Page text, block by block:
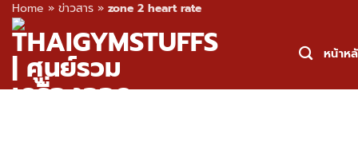
Home » ข่าวสาร » zone 2 heart rate
Skip
content
หน้าห